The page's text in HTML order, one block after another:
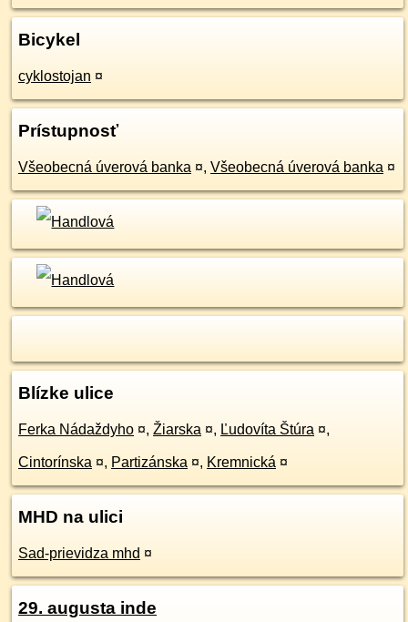
Bicykel
cyklostojan ¤
Prístupnosť
Všeobecná úverová banka ¤, Všeobecná úverová banka ¤
Blízke ulice
Ferka Nádaždyho ¤, Žiarska ¤, Ľudovíta Štúra ¤,
Cintorínska ¤, Partizánska ¤, Kremnická ¤
MHD na ulici
Sad-prievidza mhd ¤
29. augusta inde